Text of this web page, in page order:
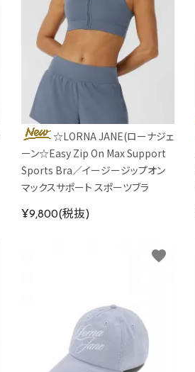
☆LORNA JANE(ローナジェ
ーン☆Easy Zip On Max Support
Sports Bra／イージージップオン
マックスサポート スポーツブラ
¥9,800(税抜)
favorite